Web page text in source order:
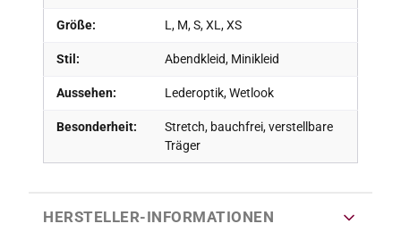
Größe: L, M, S, XL, XS
Stil: Abendkleid, Minikleid
Aussehen: Lederoptik, Wetlook
Besonderheit:
Stretch, bauchfrei, verstellbare
Träger
HERSTELLER-INFORMATIONEN